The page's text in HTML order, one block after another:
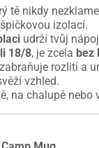
tě nikdy
izolací.
udrží tvůj nápoj
18/8, je zcela bez
rozlití a
vzhled.
na chalupě nebo